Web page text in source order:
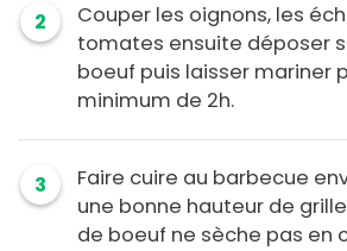
2
Couper les oignons, les
tomates ensuite déposer
boeuf puis laisser mariner
minimum de 2h.
3
Faire cuire au barbecue
une bonne hauteur de
de boeuf ne sèche pas en